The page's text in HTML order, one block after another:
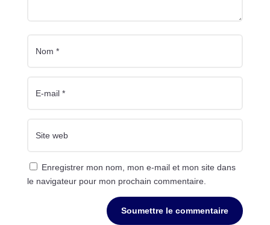
Enregistrer mon nom, mon e-mail et mon site dans
le navigateur pour mon prochain commentaire.
Soumettre le commentaire